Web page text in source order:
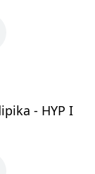
- HYP I